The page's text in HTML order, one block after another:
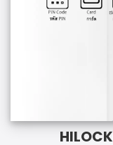
HILOCK